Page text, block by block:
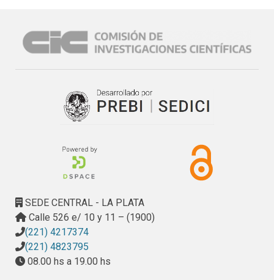
SEDE CENTRAL - LA PLATA
Calle 526 e/ 10 y 11 – (1900)
(221) 4217374
(221) 4823795
08.00 hs a 19.00 hs